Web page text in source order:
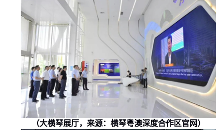
（大横琴展厅，来源：横琴粤澳深度合作区官网）